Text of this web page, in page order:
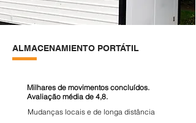
ALMACENAMIENTO PORTÁTIL
Milhares de movimentos concluídos.
Avaliação média de 4,8.
Mudanças locais e de longa distância